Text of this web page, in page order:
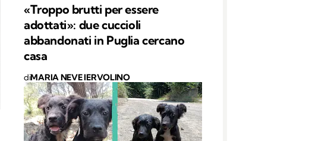
«Troppo brutti per essere
adottati»: due cuccioli
abbandonati in Puglia cercano
casa
diMARIA NEVE IERVOLINO